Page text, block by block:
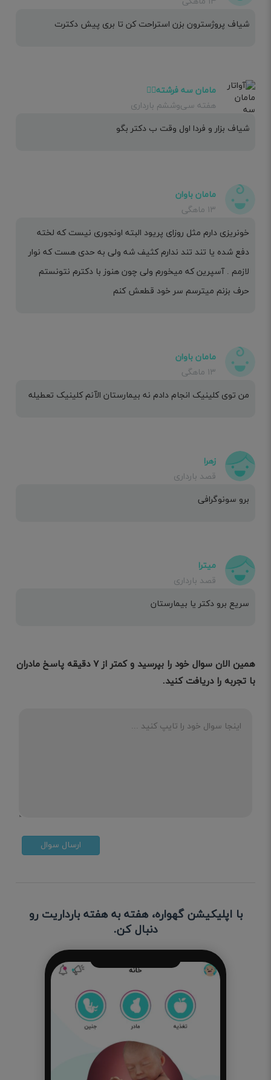
شیاف پروژسترون بزن استراحت کن تا بری پیش دکترت
مامان سه فرشته🧚‍♀️
هفته سی‌وششم بارداری
شیاف بزار و فردا اول وقت ب دکتر بگو
مامان باوان
۱۳ ماهگی
خونریزی دارم مثل روزای پریود البته اونجوری نیست که لخته
دفع شده یا تند تند ندارم کثیف شه ولی به حدی هست که نوار
لازمم . آسپرین که میخورم ولی چون هنوز با دکترم نتونستم
حرف بزنم میترسم سر خود قطعش کنم
مامان باوان
۱۳ ماهگی
من توی کلینیک انجام دادم نه بیمارستان الآنم کلینیک تعطیله
زهرا
قصد بارداری
برو سونوگرافی
میترا
قصد بارداری
سریع برو دکتر یا بیمارستان
همین الان سوال خود را بپرسید و کمتر از ۷ دقیقه پاسخ مادران
با تجربه را دریافت کنید.
ارسال سوال
با اپلیکیشن گهواره، هفته به هفته بارداریت رو
دنبال کن.